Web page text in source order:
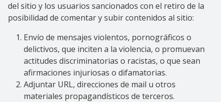
del sitio y los usuarios sancionados con el retiro de la
posibilidad de comentar y subir contenidos al sitio:
Envío de mensajes violentos, pornográficos o
delictivos, que inciten a la violencia, o promuevan
actitudes discriminatorias o racistas, o que sean
afirmaciones injuriosas o difamatorias.
Adjuntar URL, direcciones de mail u otros
materiales propagandísticos de terceros.